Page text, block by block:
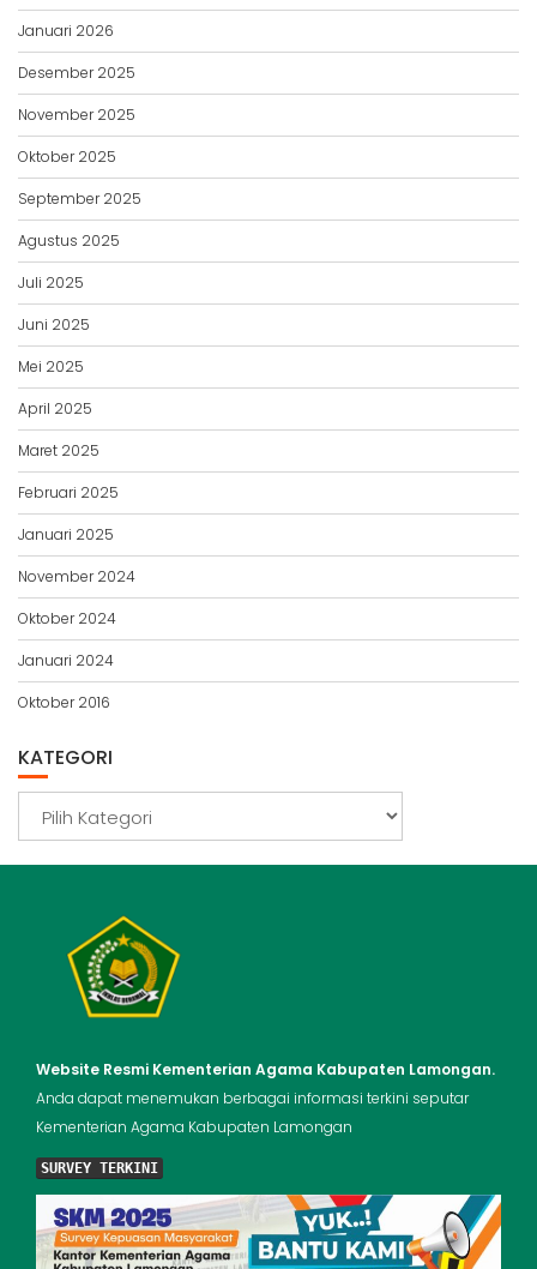
Januari 2026
Desember 2025
November 2025
Oktober 2025
September 2025
Agustus 2025
Juli 2025
Juni 2025
Mei 2025
April 2025
Maret 2025
Februari 2025
Januari 2025
November 2024
Oktober 2024
Januari 2024
Oktober 2016
KATEGORI
Website Resmi Kementerian Agama Kabupaten Lamongan.
Anda dapat menemukan berbagai informasi terkini seputar
Kementerian Agama Kabupaten Lamongan
SURVEY TERKINI